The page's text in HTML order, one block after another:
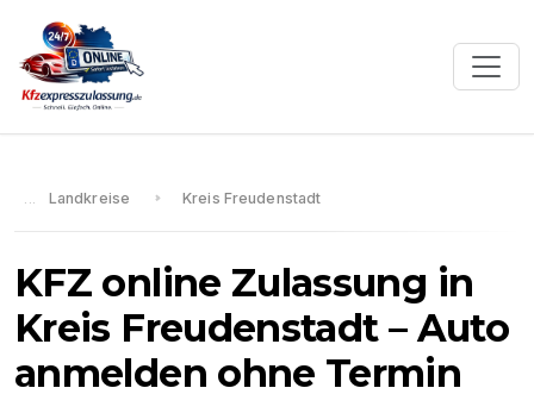
Landkreise Kreis Freudenstadt
KFZ online Zulassung in
Kreis Freudenstadt– Auto
anmelden ohne Termin